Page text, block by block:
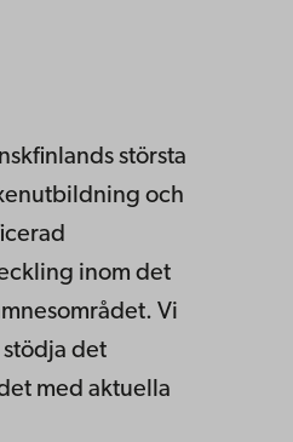
största
och
inom det
Vi
stödja det
med aktuella